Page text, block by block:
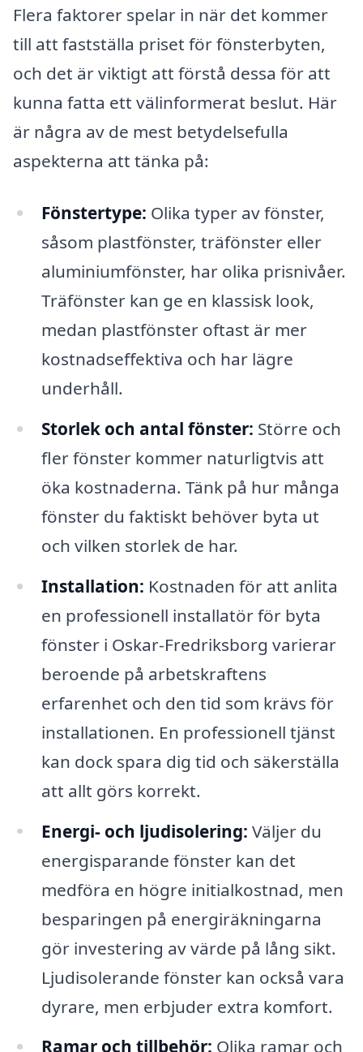
Flera faktorer spelar in när det kommer
till att fastställa priset för fönsterbyten,
och det är viktigt att förstå dessa för att
kunna fatta ett välinformerat beslut. Här
är några av de mest betydelsefulla
aspekterna att tänka på:
Fönstertype: Olika typer av fönster,
såsom plastfönster, träfönster eller
aluminiumfönster, har olika prisnivåer.
Träfönster kan ge en klassisk look,
medan plastfönster oftast är mer
kostnadseffektiva och har lägre
underhåll.
Storlek och antal fönster: Större och
fler fönster kommer naturligtvis att
öka kostnaderna. Tänk på hur många
fönster du faktiskt behöver byta ut
och vilken storlek de har.
Installation: Kostnaden för att anlita
en professionell installatör för byta
fönster i Oskar-Fredriksborg varierar
beroende på arbetskraftens
erfarenhet och den tid som krävs för
installationen. En professionell tjänst
kan dock spara dig tid och säkerställa
att allt görs korrekt.
Energi- och ljudisolering: Väljer du
energisparande fönster kan det
medföra en högre initialkostnad, men
besparingen på energiräkningarna
gör investering av värde på lång sikt.
Ljudisolerande fönster kan också vara
dyrare, men erbjuder extra komfort.
Ramar och tillbehör: Olika ramar och